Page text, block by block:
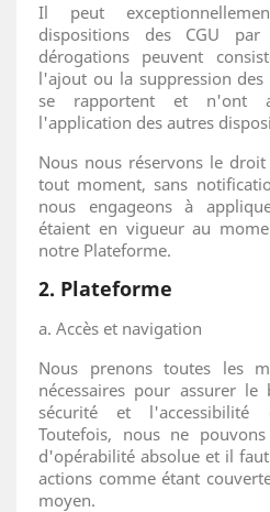
Il peut
dispositions des CGU
dérogations peuvent
l'ajout ou la suppression des
se rapportent et n'ont
l'application des autres
Nous nous réservons le
tout moment, sans
nous engageons à
étaient en vigueur au
notre Plateforme.
2. Plateforme
a. Accès et navigation
Nous prenons toutes les
nécessaires pour assurer
sécurité et l'accessibilité
Toutefois, nous ne
d'opérabilité absolue et il
actions comme étant
moyen.